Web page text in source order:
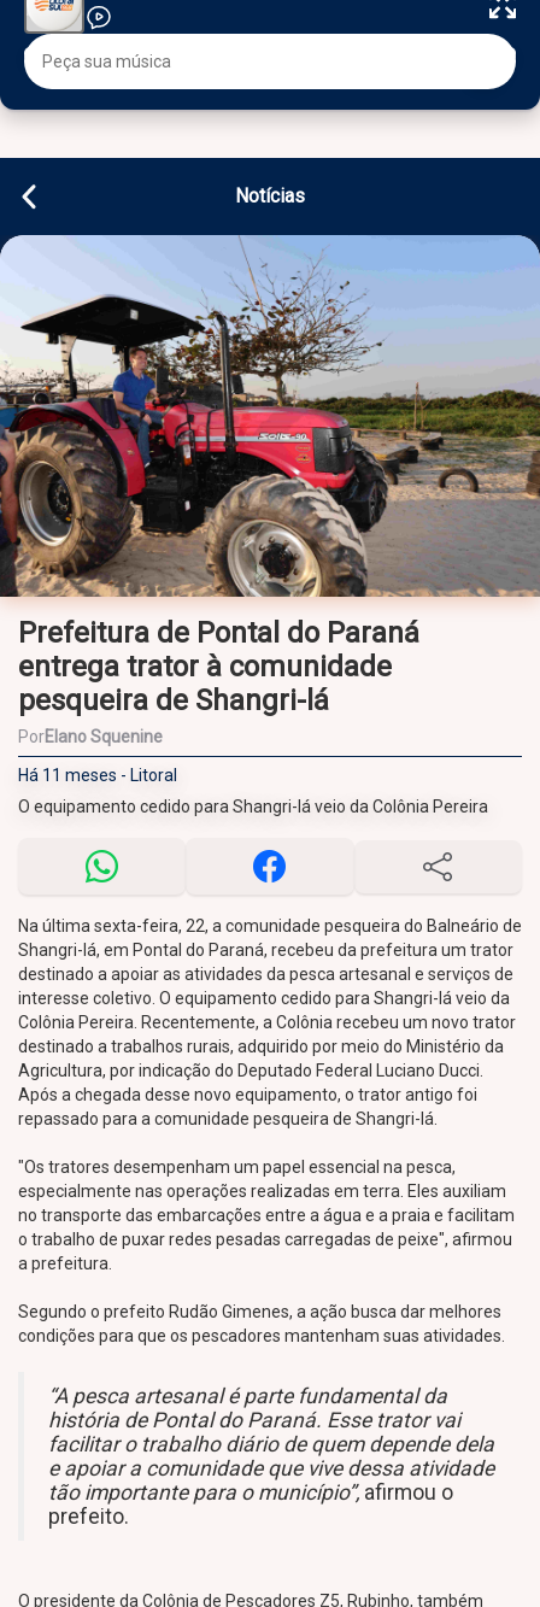
Notícias
Prefeitura de Pontal do Paraná
entrega trator à comunidade
pesqueira de Shangri-lá
PorElano Squenine
Há 11 meses - Litoral
O equipamento cedido para Shangri-lá veio da Colônia Pereira
Na última sexta-feira, 22, a comunidade pesqueira do Balneário de
Shangri-lá, em Pontal do Paraná, recebeu da prefeitura um trator
destinado a apoiar as atividades da pesca artesanal e serviços de
interesse coletivo. O equipamento cedido para Shangri-lá veio da
Colônia Pereira. Recentemente, a Colônia recebeu um novo trator
destinado a trabalhos rurais, adquirido por meio do Ministério da
Agricultura, por indicação do Deputado Federal Luciano Ducci.
Após a chegada desse novo equipamento, o trator antigo foi
repassado para a comunidade pesqueira de Shangri-lá.
"Os tratores desempenham um papel essencial na pesca,
especialmente nas operações realizadas em terra. Eles auxiliam
no transporte das embarcações entre a água e a praia e facilitam
o trabalho de puxar redes pesadas carregadas de peixe", afirmou
a prefeitura.
Segundo o prefeito Rudão Gimenes, a ação busca dar melhores
condições para que os pescadores mantenham suas atividades.
“A pesca artesanal é parte fundamental da
história de Pontal do Paraná. Esse trator vai
facilitar o trabalho diário de quem depende dela
e apoiar a comunidade que vive dessa atividade
tão importante para o município”, afirmou o
prefeito.
O presidente da Colônia de Pescadores Z5, Rubinho, também